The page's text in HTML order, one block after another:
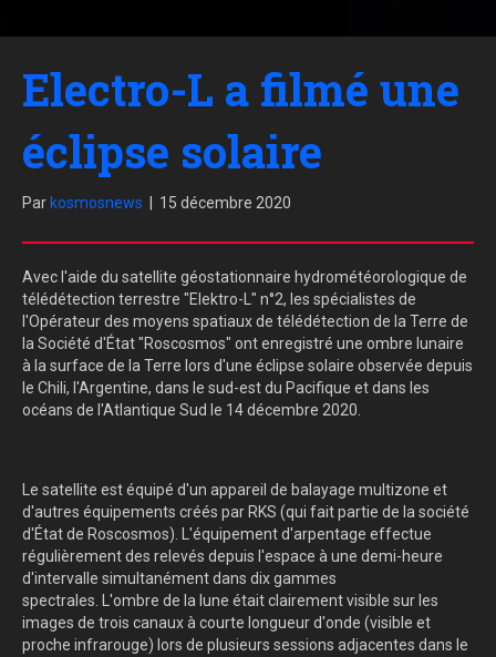
Electro-L a filmé une
éclipse solaire
Par kosmosnews 15 décembre 2020
Avec l'aide du satellite géostationnaire hydrométéorologique de
télédétection terrestre "Elektro-L" n°2, les spécialistes de
l'Opérateur des moyens spatiaux de télédétection de la Terre de
la Société d'État "Roscosmos" ont enregistré une ombre lunaire
à la surface de la Terre lors d'une éclipse solaire observée depuis
le Chili, l'Argentine, dans le sud-est du Pacifique et dans les
océans de l'Atlantique Sud le 14 décembre 2020.
Le satellite est équipé d'un appareil de balayage multizone et
d'autres équipements créés par RKS (qui fait partie de la société
d'État de Roscosmos). L'équipement d'arpentage effectue
régulièrement des relevés depuis l'espace à une demi-heure
d'intervalle simultanément dans dix gammes
spectrales. L'ombre de la lune était clairement visible sur les
images de trois canaux à courte longueur d'onde (visible et
proche infrarouge) lors de plusieurs sessions adjacentes dans le